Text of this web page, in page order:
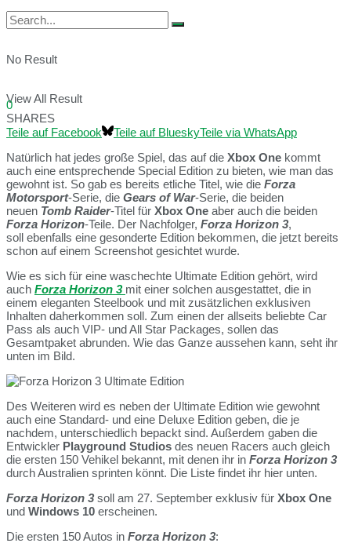
No Result
View All Result
0
SHARES
Teile auf Facebook
Teile auf BlueskyTeile via WhatsApp
Natürlich hat jedes große Spiel, das auf die Xbox One kommt
auch eine entsprechende Special Edition zu bieten, wie man das
gewohnt ist. So gab es bereits etliche Titel, wie die Forza
Motorsport-Serie, die Gears of War-Serie, die beiden
neuen Tomb Raider-Titel für Xbox One aber auch die beiden
Forza Horizon-Teile. Der Nachfolger, Forza Horizon 3,
soll ebenfalls eine gesonderte Edition bekommen, die jetzt bereits
schon auf einem Screenshot gesichtet wurde.
Wie es sich für eine waschechte Ultimate Edition gehört, wird
auch Forza Horizon 3 mit einer solchen ausgestattet, die in
einem eleganten Steelbook und mit zusätzlichen exklusiven
Inhalten daherkommen soll. Zum einen der allseits beliebte Car
Pass als auch VIP- und All Star Packages, sollen das
Gesamtpaket abrunden. Wie das Ganze aussehen kann, seht ihr
unten im Bild.
Des Weiteren wird es neben der Ultimate Edition wie gewohnt
auch eine Standard- und eine Deluxe Edition geben, die je
nachdem, unterschiedlich bepackt sind. Außerdem gaben die
Entwickler Playground Studios des neuen Racers auch gleich
die ersten 150 Vehikel bekannt, mit denen ihr in Forza Horizon 3
durch Australien sprinten könnt. Die Liste findet ihr hier unten.
Forza Horizon 3 soll am 27. September exklusiv für Xbox One
und Windows 10 erscheinen.
Die ersten 150 Autos in Forza Horizon 3: